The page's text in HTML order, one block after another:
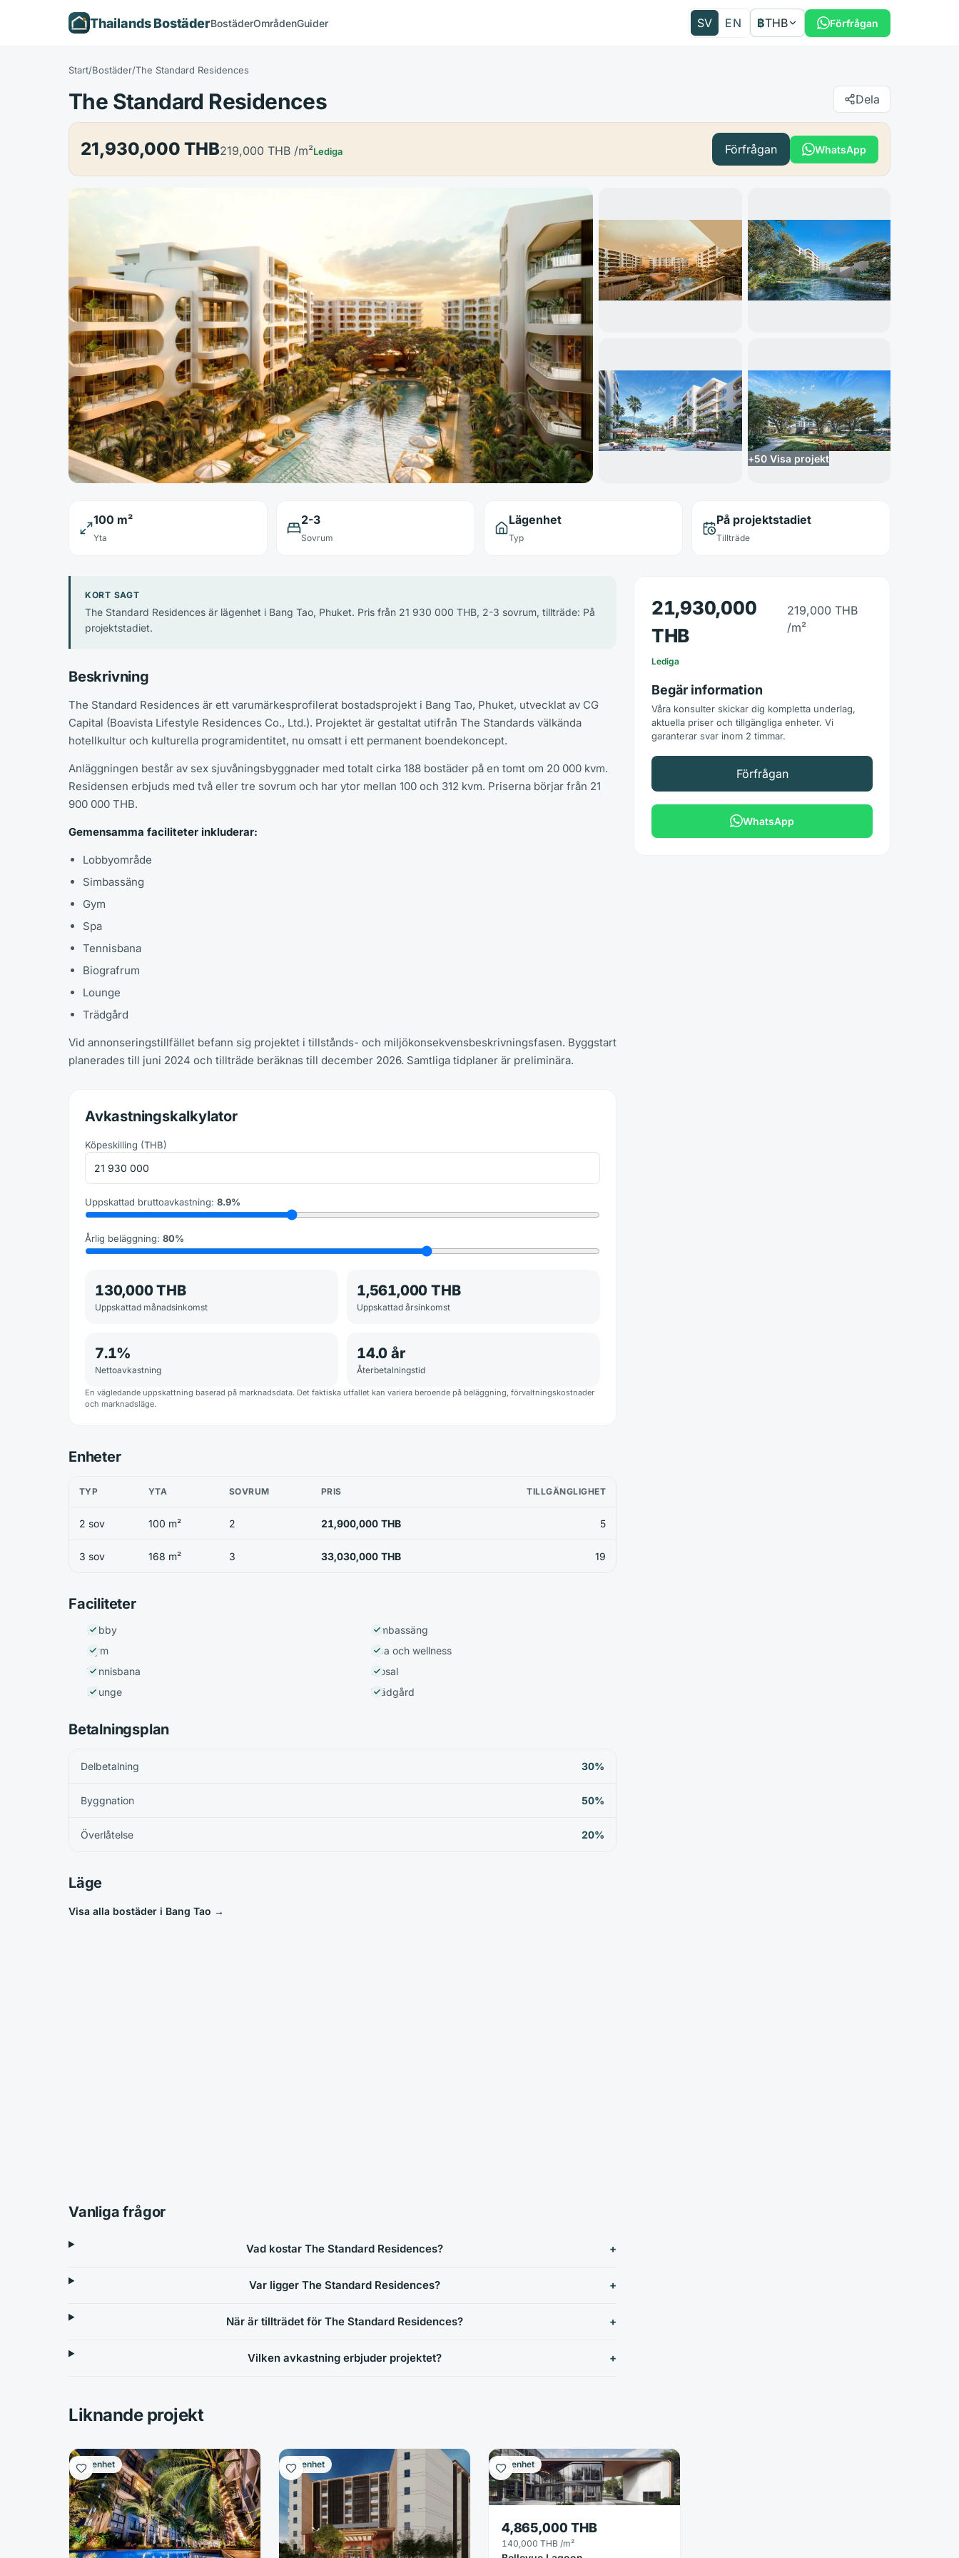
Thailands BostäderBostäderOmrådenGuider SV EN ฿THB Förfrågan
Start/Bostäder/The Standard Residences
The Standard Residences Dela
21,930,000 THB219,000 THB /m²Lediga Förfrågan WhatsApp
+50 Visa projekt
100 m²
Yta
2-3
Sovrum
Lägenhet
Typ
På projektstadiet
Tillträde
KORT SAGT
The Standard Residences är lägenhet i Bang Tao, Phuket. Pris från 21 930 000 THB, 2-3 sovrum, tillträde: På
projektstadiet.
Beskrivning
The Standard Residences är ett varumärkesprofilerat bostadsprojekt i Bang Tao, Phuket, utvecklat av CG
Capital (Boavista Lifestyle Residences Co., Ltd.). Projektet är gestaltat utifrån The Standards välkända
hotellkultur och kulturella programidentitet, nu omsatt i ett permanent boendekoncept.
Anläggningen består av sex sjuvåningsbyggnader med totalt cirka 188 bostäder på en tomt om 20 000 kvm.
Residensen erbjuds med två eller tre sovrum och har ytor mellan 100 och 312 kvm. Priserna börjar från 21
900 000 THB.
Gemensamma faciliteter inkluderar:
Lobbyområde
Simbassäng
Gym
Spa
Tennisbana
Biografrum
Lounge
Trädgård
Vid annonseringstillfället befann sig projektet i tillstånds- och miljökonsekvensbeskrivningsfasen. Byggstart
planerades till juni 2024 och tillträde beräknas till december 2026. Samtliga tidplaner är preliminära.
Avkastningskalkylator
Köpeskilling (THB)
Uppskattad bruttoavkastning: 8.9%
Årlig beläggning: 80%
130,000 THB
Uppskattad månadsinkomst
1,561,000 THB
Uppskattad årsinkomst
7.1%
Nettoavkastning
14.0 år
Återbetalningstid
En vägledande uppskattning baserad på marknadsdata. Det faktiska utfallet kan variera beroende på beläggning, förvaltningskostnader
och marknadsläge.
Enheter
TYP YTA SOVRUM PRIS TILLGÄNGLIGHET
2 sov 100 m² 2 21,900,000 THB 5
3 sov 168 m² 3 33,030,000 THB 19
Faciliteter
Lobby
Simbassäng
Gym
Spa och wellness
Tennisbana
Biosal
Lounge
Trädgård
Betalningsplan
Delbetalning 30%
Byggnation 50%
Överlåtelse 20%
Läge
Visa alla bostäder i Bang Tao →
Vanliga frågor
Vad kostar The Standard Residences?
Var ligger The Standard Residences?
När är tillträdet för The Standard Residences?
Vilken avkastning erbjuder projektet?
21,930,000
THB
219,000 THB
/m²
Lediga
Begär information
Våra konsulter skickar dig kompletta underlag,
aktuella priser och tillgängliga enheter. Vi
garanterar svar inom 2 timmar.
Förfrågan
WhatsApp
Liknande projekt
Lägenhet Lägenhet Lägenhet
4,865,000 THB
140,000 THB /m²